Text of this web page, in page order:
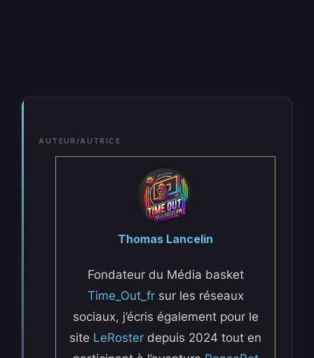
AUTEUR/AUTRICE
Thomas Lancelin
Fondateur du Média basket
Time_Out_frsur les réseaux
sociaux, j’écris également pour le
site LeRoster depuis 2024 tout en